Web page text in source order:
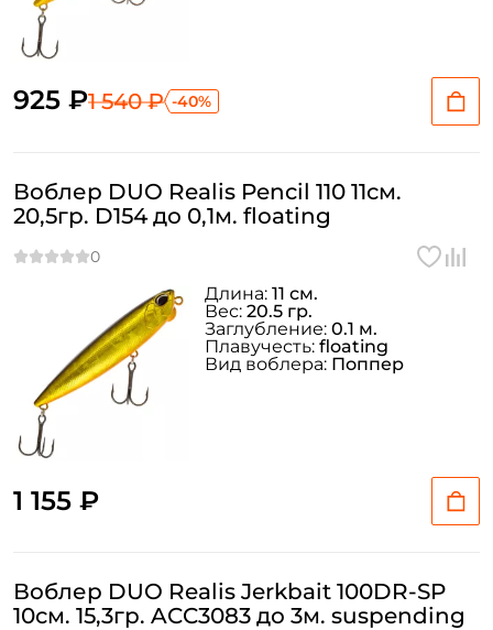
925 ₽1 540 ₽ -40%
Воблер DUO Realis Pencil 110 11см.
20,5гр. D154 до 0,1м. floating
1 155 ₽
Длина: 11 см.
Вес: 20.5 гр.
Заглубление: 0.1 м.
Плавучесть: floating
Вид воблера: Поппер
Воблер DUO Realis Jerkbait 100DR-SP
10см. 15,3гр. ACC3083 до 3м. suspending